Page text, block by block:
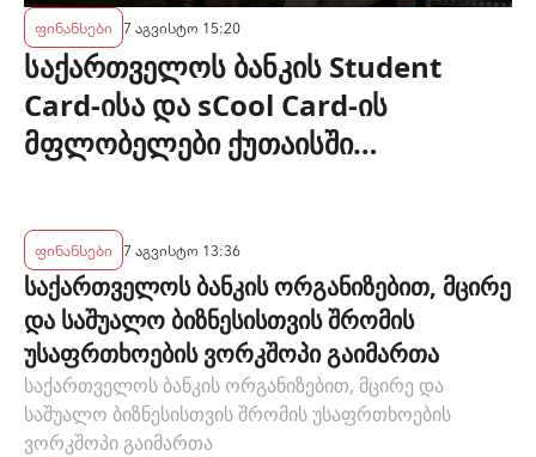
ფინანსები 7 აგვისტო 15:20
საქართველოს ბანკის Student
Card-ისა და sCool Card-ის
მფლობელები ქუთაისში
ტარიფით ისარგებლებენ
ფინანსები 7 აგვისტო 13:36
საქართველოს ბანკის ორგანიზებით, მცირე
და საშუალო ბიზნესისთვის შრომის
უსაფრთხოების ვორკშოპი გაიმართა
საქართველოს ბანკის ორგანიზებით, მცირე და
საშუალო ბიზნესისთვის შრომის უსაფრთხოების
ვორკშოპი გაიმართა